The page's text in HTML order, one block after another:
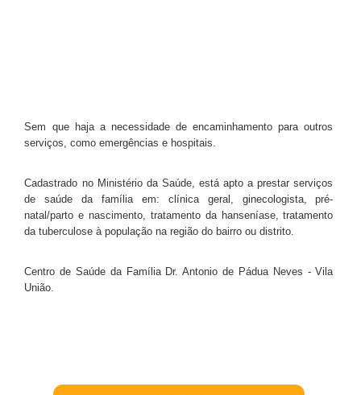
Sem que haja a necessidade de encaminhamento para outros
serviços, como emergências e hospitais.
Cadastrado no Ministério da Saúde, está apto a prestar serviços
de saúde da família em: clínica geral, ginecologista, pré-
natal/parto e nascimento, tratamento da hanseníase, tratamento
da tuberculose à população na região do bairro ou distrito.
Centro de Saúde da Família Dr. Antonio de Pádua Neves - Vila
União.